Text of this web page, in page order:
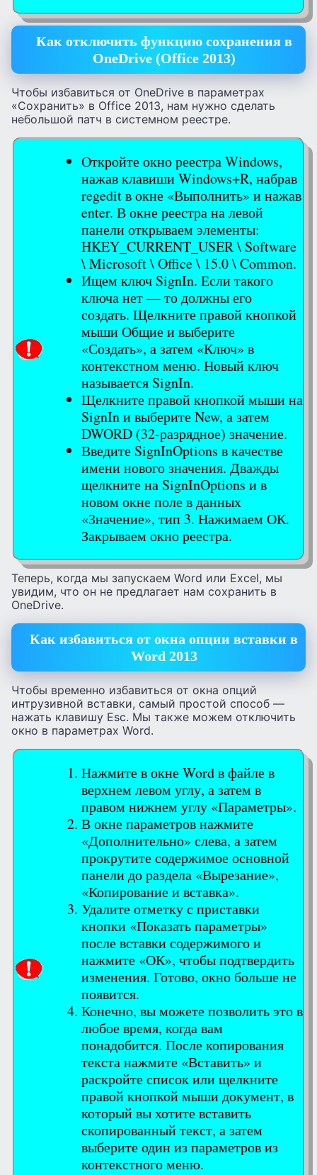
Как отключить функцию сохранения в
OneDrive (Office 2013)
Чтобы избавиться от OneDrive в параметрах
«Сохранить» в Office 2013, нам нужно сделать
небольшой патч в системном реестре.
Откройте окно реестра Windows,
нажав клавиши Windows+R, набрав
regedit в окне «Выполнить» и нажав
enter. В окне реестра на левой
панели открываем элементы:
HKEY_CURRENT_USER \ Software
\ Microsoft \ Office \ 15.0 \ Common.
Ищем ключ SignIn. Если такого
ключа нет — то должны его
создать. Щелкните правой кнопкой
мыши Общие и выберите
«Создать», а затем «Ключ» в
контекстном меню. Новый ключ
называется SignIn.
Щелкните правой кнопкой мыши на
SignIn и выберите New, а затем
DWORD (32-разрядное) значение.
Введите SignInOptions в качестве
имени нового значения. Дважды
щелкните на SignInOptions и в
новом окне поле в данных
«Значение», тип 3. Нажимаем ОК.
Закрываем окно реестра.
Теперь, когда мы запускаем Word или Excel, мы
увидим, что он не предлагает нам сохранить в
OneDrive.
Как избавиться от окна опции вставки в
Word 2013
Чтобы временно избавиться от окна опций
интрузивной вставки, самый простой способ —
нажать клавишу Esc. Мы также можем отключить
окно в параметрах Word.
Нажмите в окне Word в файле в
верхнем левом углу, а затем в
правом нижнем углу «Параметры».
В окне параметров нажмите
«Дополнительно» слева, а затем
прокрутите содержимое основной
панели до раздела «Вырезание»,
«Копирование и вставка».
Удалите отметку с приставки
кнопки «Показать параметры»
после вставки содержимого и
нажмите «ОК», чтобы подтвердить
изменения. Готово, окно больше не
появится.
Конечно, вы можете позволить это в
любое время, когда вам
понадобится. После копирования
текста нажмите «Вставить» и
раскройте список или щелкните
правой кнопкой мыши документ, в
который вы хотите вставить
скопированный текст, а затем
выберите один из параметров из
контекстного меню.